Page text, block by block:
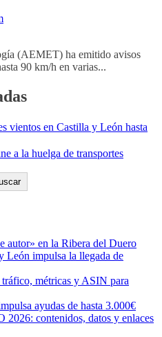
(AEMET) ha emitido avisos
90 km/h en varias...
vientos en Castilla y León hasta
a la huelga de transportes
autor» en la Ribera del Duero
León impulsa la llegada de
métricas y ASIN para
ayudas de hasta 3.000€
2026: contenidos, datos y enlaces